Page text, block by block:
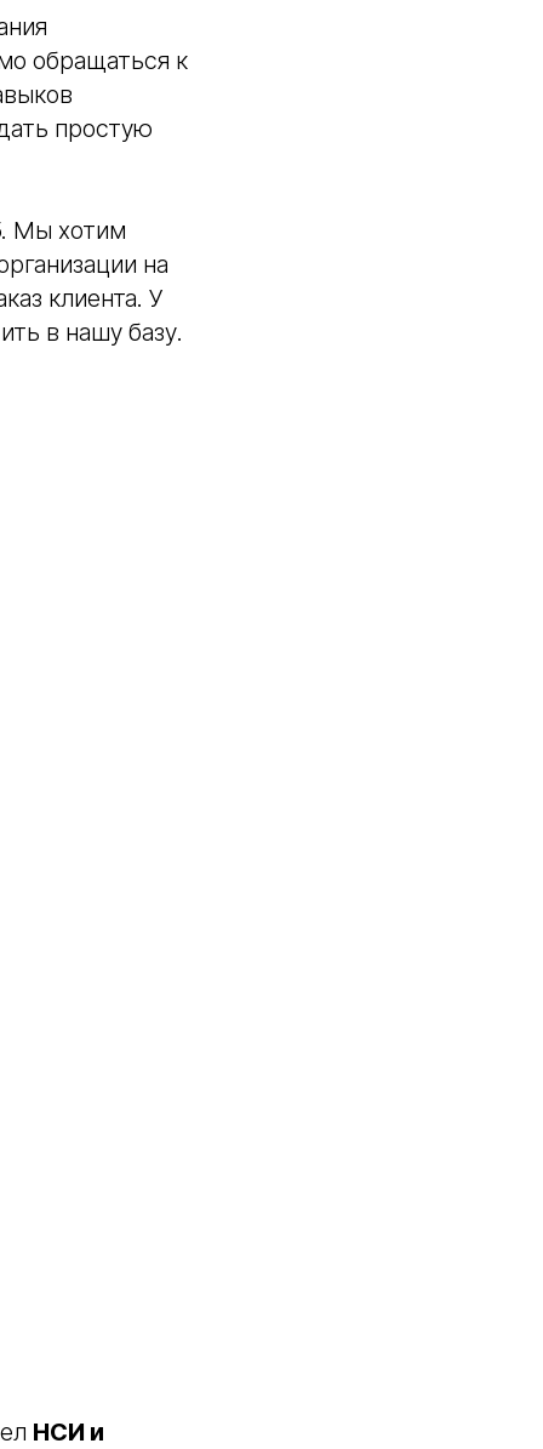
обращаться к
простую
Мы хотим
на
клиента. У
в нашу базу.
НСИ и